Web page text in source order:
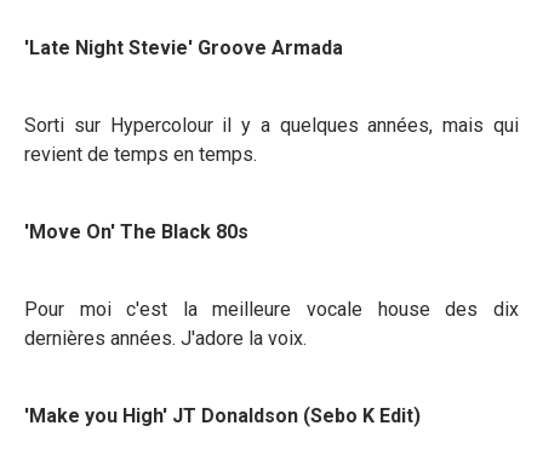
'Late Night Stevie' Groove Armada
Sorti sur Hypercolour il y a quelques années, mais qui
revient de temps en temps.
'Move On' The Black 80s
Pour moi c'est la meilleure vocale house des dix
dernières années. J'adore la voix.
'Make you High' JT Donaldson (Sebo K Edit)